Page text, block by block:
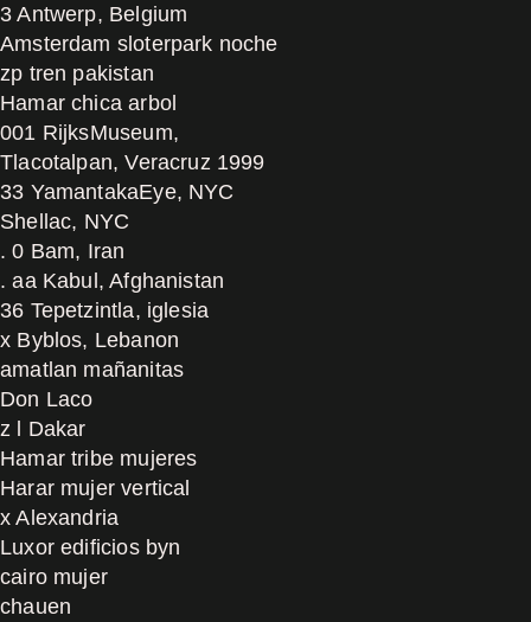
3 Antwerp, Belgium
Amsterdam sloterpark noche
zp tren pakistan
Hamar chica arbol
001 RijksMuseum,
Tlacotalpan, Veracruz 1999
33 YamantakaEye, NYC
Shellac, NYC
. 0 Bam, Iran
. aa Kabul, Afghanistan
36 Tepetzintla, iglesia
x Byblos, Lebanon
amatlan mañanitas
Don Laco
z l Dakar
Hamar tribe mujeres
Harar mujer vertical
x Alexandria
Luxor edificios byn
cairo mujer
chauen